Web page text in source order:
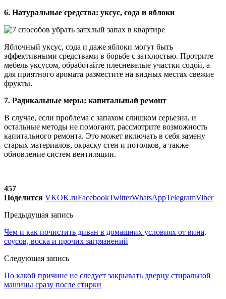
6. Натуральные средства: уксус, сода и яблоки
Яблочный уксус, сода и даже яблоки могут быть
эффективными средствами в борьбе с затхлостью. Протрите
мебель уксусом, обработайте плесневелые участки содой, а
для приятного аромата разместите на видных местах свежие
фрукты.
7. Радикальные меры: капитальный ремонт
В случае, если проблема с запахом слишком серьезна, и
остальные методы не помогают, рассмотрите возможность
капитального ремонта. Это может включать в себя замену
старых материалов, окраску стен и потолков, а также
обновление систем вентиляции.
457
Поделится VKOK.ruFacebookTwitterWhatsAppTelegramViber
Предыдущая запись
Чем и как почистить диван в домашних условиях от вина,
соусов, воска и прочих загрязнений
Следующая запись
По какой причине не следует закрывать дверцу стиральной
машины сразу после стирки